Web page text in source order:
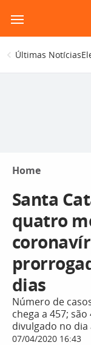
para
o
conteúdo
Últimas Notícias
Home
Santa
quatro
dias
Número de
chega a 457;
divulgado no
07/04/2020 16:43